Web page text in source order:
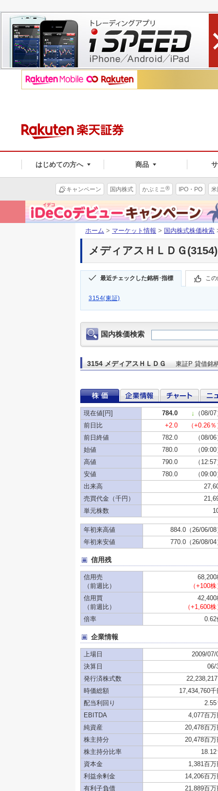
はじめての方へ 商品
キャンペーン 国内株式 かぶミニ® IPO・PO
ホーム > マーケット情報 > 国内株式株価検索
メディアスＨＬＤＧ
最近チェックした銘柄･指標 こ
3154(東証)